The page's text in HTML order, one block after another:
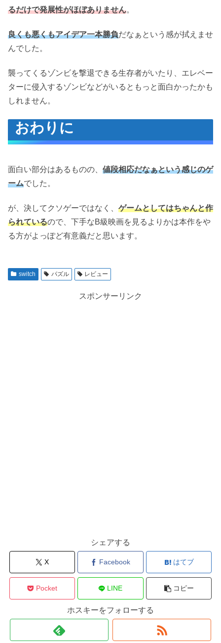
るだけで発展性がほぼありません。
良くも悪くもアイデア一本勝負だなぁという感が拭えませ
んでした。
襲ってくるゾンビを撃退できる生存者がいたり、エレベー
ターに侵入するゾンビなどがいるともっと面白かったかも
しれません。
おわりに
面白い部分はあるものの、 値段相応だなぁという感じのゲ
ームでした。
が、決してクソゲーではなく、 ゲームとしてはちゃんと作
られているので、下手なB級映画を見るよりかは本作をや
る方がよっぽど有意義だと思います。
switch パズル レビュー
スポンサーリンク
シェアする
X Facebook はてブ
Pocket LINE コピー
ホスキーをフォローする